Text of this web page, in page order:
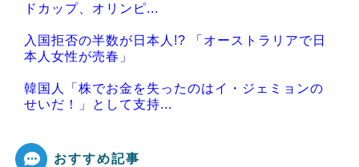
ドカップ、オリンピ...
入国拒否の半数が日本人!? 「オーストラリアで日
本人女性が売春」
韓国人「株でお金を失ったのはイ・ジェミョンの
せいだ！」として支持...
おすすめ記事